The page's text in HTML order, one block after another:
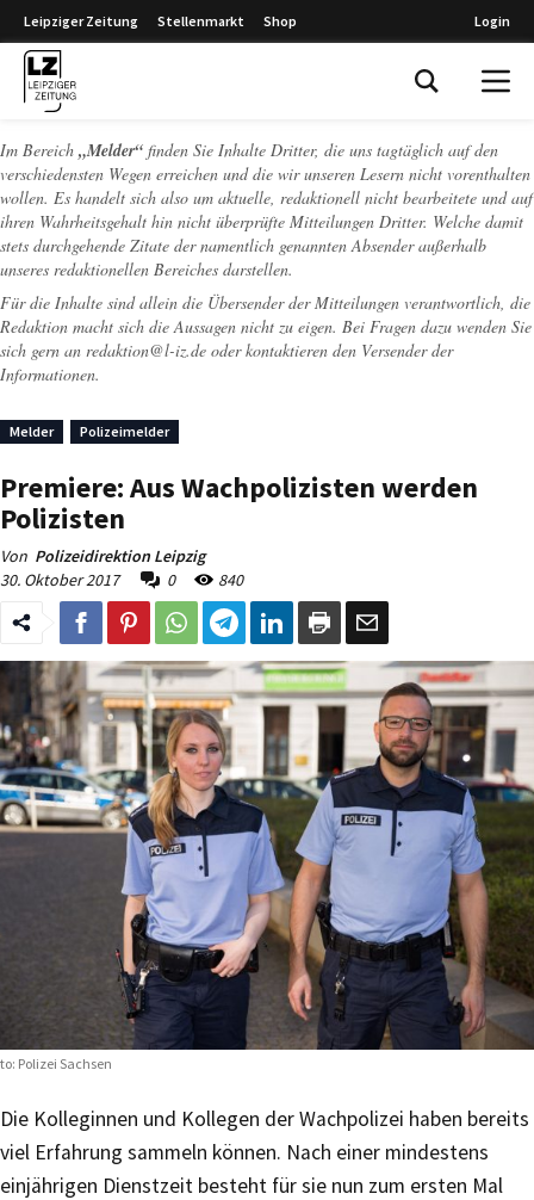
Leipziger Zeitung Stellenmarkt Shop Login
Im Bereich „Melder“ finden Sie Inhalte Dritter, die uns tagtäglich auf den
verschiedensten Wegen erreichen und die wir unseren Lesern nicht vorenthalten
wollen. Es handelt sich also um aktuelle, redaktionell nicht bearbeitete und auf
ihren Wahrheitsgehalt hin nicht überprüfte Mitteilungen Dritter. Welche damit
stets durchgehende Zitate der namentlich genannten Absender außerhalb
unseres redaktionellen Bereiches darstellen.
Für die Inhalte sind allein die Übersender der Mitteilungen verantwortlich, die
Redaktion macht sich die Aussagen nicht zu eigen. Bei Fragen dazu wenden Sie
sich gern an redaktion@l-iz.de oder kontaktieren den Versender der
Informationen.
Melder Polizeimelder
Premiere: Aus Wachpolizisten werden
Polizisten
Von Polizeidirektion Leipzig
30. Oktober 2017
0 840
Polizei Sachsen
Die Kolleginnen und Kollegen der Wachpolizei haben bereits
viel Erfahrung sammeln können. Nach einer mindestens
einjährigen Dienstzeit besteht für sie nun zum ersten Mal